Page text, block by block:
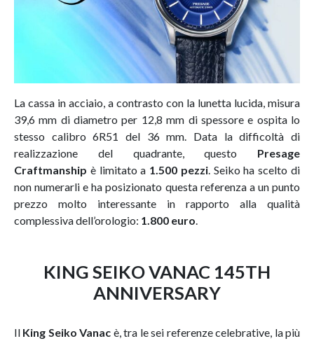
La cassa in acciaio, a contrasto con la lunetta lucida, misura
39,6 mm di diametro per 12,8 mm di spessore e ospita lo
stesso calibro 6R51 del 36 mm. Data la difficoltà di
realizzazione del quadrante, questo Presage
Craftmanship è limitato a 1.500 pezzi. Seiko ha scelto di
non numerarli e ha posizionato questa referenza a un punto
prezzo molto interessante in rapporto alla qualità
complessiva dell’orologio: 1.800 euro
KING SEIKO VANAC 145TH
ANNIVERSARY
Il King Seiko Vanac è, tra le sei referenze celebrative, la più